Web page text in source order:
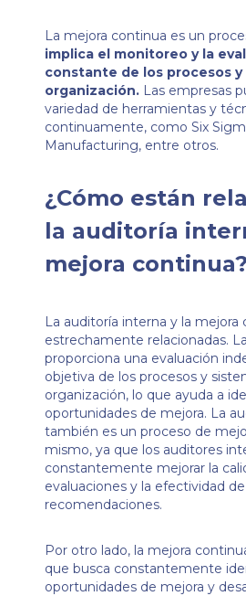
La mejora continua es un
implica el monitoreo y la
constante de los procesos y
organización. Las empresas
variedad de herramientas y
continuamente, como Six
Manufacturing, entre otros.
¿Cómo están
la auditoría
mejora continua?
La auditoría interna y la mejora
estrechamente relacionadas.
proporciona una evaluación
objetiva de los procesos y
organización, lo que ayuda a
oportunidades de mejora. La
también es un proceso de
mismo, ya que los auditores
constantemente mejorar la
evaluaciones y la efectividad
recomendaciones.
Por otro lado, la mejora
que busca constantemente
oportunidades de mejora y